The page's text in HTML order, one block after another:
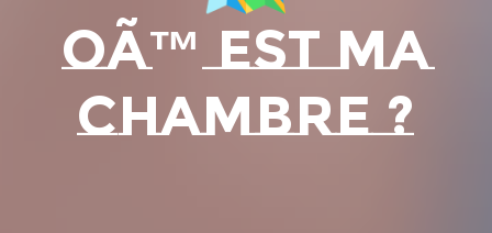
OÃ™ EST MA
CHAMBRE ?